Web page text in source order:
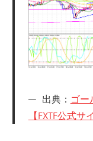
出典： ゴー
【FXTF公式サ